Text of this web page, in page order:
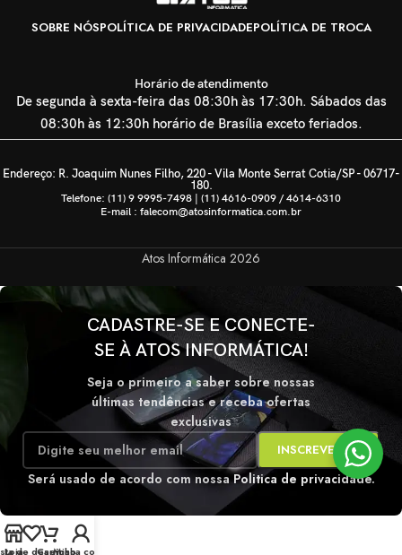
SOBRE NÓSPOLÍTICA DE PRIVACIDADEPOLÍTICA DE TROCA
Horário de atendimento
De segunda à sexta-feira das 08:30h às 17:30h. Sábados das
08:30h às 12:30h horário de Brasília exceto feriados.
Endereço: R. Joaquim Nunes Filho, 220 - Vila Monte Serrat Cotia/SP - 06717-
180.
Telefone: (11) 9 9995-7498 | (11) 4616-0909 / 4614-6310
E-mail : falecom@atosinformatica.com.br
Atos Informática 2026
CADASTRE-SE E CONECTE-
SE À ATOS INFORMÁTICA!
Seja o primeiro a saber sobre nossas
últimas tendências e receba ofertas
exclusivas
Será usado de acordo com nossaPolitica de privacidade.
Lojade desejos
Carrinho
Minha conta